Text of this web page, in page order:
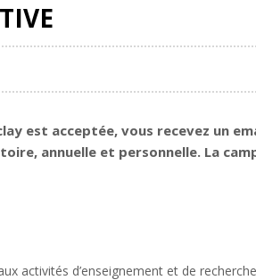
est acceptée, vous recevez un
annuelle et personnelle. La
activités d’enseignement et de